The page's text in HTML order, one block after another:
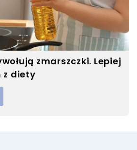
zmarszczki. Lepiej
z diety